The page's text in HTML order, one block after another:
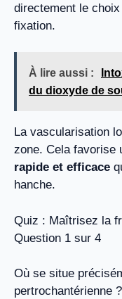
directement le
fixation.
À lire aussi :
du dioxyde de
La vascularisation
zone. Cela favorise
rapide et efficace
hanche.
Quiz : Maîtrisez la
Question 1 sur 4
Où se situe
pertrochantérienne ?